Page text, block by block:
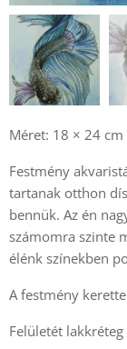
Méret: 18 × 24 cm
Festmény
tartanak otthon
bennük. Az én
számomra szinte
élénk színekben
A festmény
Felületét lakkréteg